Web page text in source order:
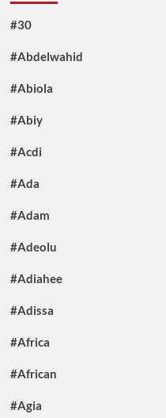
#30
#Abdelwahid
#Abiola
#Abiy
#Acdi
#Ada
#Adam
#Adeolu
#Adiahee
#Adissa
#Africa
#African
#Agia